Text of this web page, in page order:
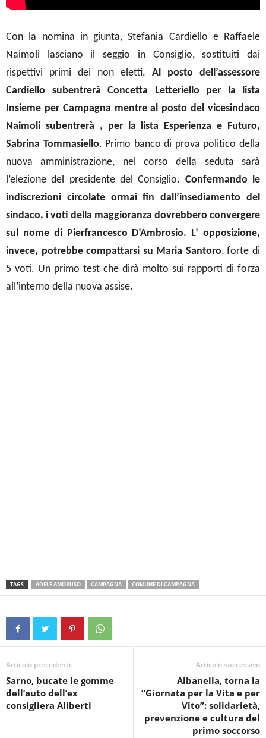
Con la nomina in giunta, Stefania Cardiello e Raffaele
Naimoli lasciano il seggio in Consiglio, sostituiti dai
rispettivi primi dei non eletti. Al posto dell’assessore
Cardiello subentrerà Concetta Letteriello per la lista
Insieme per Campagna mentre al posto del vicesindaco
Naimoli subentrerà , per la lista Esperienza e Futuro,
Sabrina Tommasiello. Primo banco di prova politico della
nuova amministrazione, nel corso della seduta sarà
l’elezione del presidente del Consiglio. Confermando le
indiscrezioni circolate ormai fin dall’insediamento del
sindaco, i voti della maggioranza dovrebbero convergere
sul nome di Pierfrancesco D’Ambrosio. L’ opposizione,
invece, potrebbe compattarsi su Maria Santoro, forte di
5 voti. Un primo test che dirà molto sui rapporti di forza
all’interno della nuova assise.
TAGS ADELE AMORUSO CAMPAGNA COMUNE DI CAMPAGNA
Articolo precedente
Sarno, bucate le gomme
dell’auto dell’ex
consigliera Aliberti
Articolo successivo
Albanella, torna la
“Giornata per la Vita e per
Vito”: solidarietà,
prevenzione e cultura del
primo soccorso